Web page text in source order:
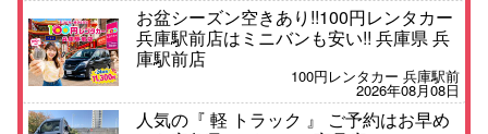
お盆シーズン空きあり!!100円レンタカー
兵庫駅前店はミニバンも安い!! 兵庫県 兵
庫駅前店
100円レンタカー 兵庫駅前
2026年08月08日
人気の『 軽 トラック 』 ご予約はお早め